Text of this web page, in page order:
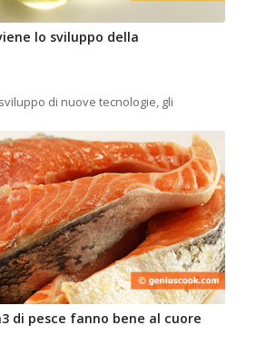
lo sviluppo della
di nuove tecnologie, gli
di pesce fanno bene al cuore